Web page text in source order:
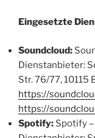
Eingesetzte
Soundcloud:
Dienstanbieter:
Str. 76/77, 10115
https://
https://
Spotify: Spotify